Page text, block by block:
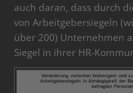
auch daran, dass durch
von Arbeitgebersiegeln
über 200) Unternehmen
Siegel in ihrer HR-